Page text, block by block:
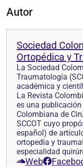
Autor
Sociedad
Ortopédica y
La Sociedad
Traumatología
académica y
La Revista
es una
Colombiana de
SCCOT cuyo
español) de
ortopedia y
especialidad
Web